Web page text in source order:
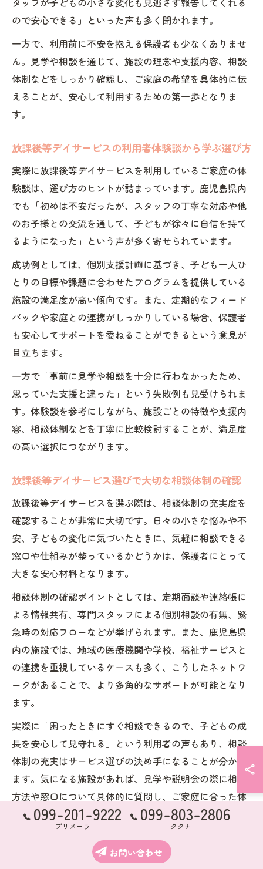
ので安心できる」といった声も多く聞かれます。
一方で、利用前に不安を抱える保護者も少なくありませ
ん。見学や相談を通じて、施設の理念や支援内容、相談
体制などをしっかり確認し、ご家庭の希望を具体的に伝
えることが、安心して利用するための第一歩となりま
す。
放課後等デイサービスの利用者体験談から学ぶ選び方
実際に放課後等デイサービスを利用しているご家庭の体
験談は、選び方のヒントが詰まっています。鹿児島県内
でも「初めは不安だったが、スタッフの丁寧な対応や他
のお子様との交流を通して、子どもが徐々に自信を持て
るようになった」という声が多く寄せられています。
成功例としては、個別支援計画に基づき、子ども一人ひ
とりの目標や課題に合わせたプログラムを提供している
施設の満足度が高い傾向です。また、定期的なフィード
バックや家庭との連携がしっかりしている場合、保護者
も安心してサポートを委ねることができるという意見が
目立ちます。
一方で「事前に見学や相談を十分に行わなかったため、
思っていた支援と違った」という失敗例も見受けられま
す。体験談を参考にしながら、施設ごとの特徴や支援内
容、相談体制などを丁寧に比較検討することが、満足度
の高い選択につながります。
放課後等デイサービス選びで大切な相談体制の確認
放課後等デイサービスを選ぶ際は、相談体制の充実度を
確認することが非常に大切です。日々の小さな悩みや不
安、子どもの変化に気づいたときに、気軽に相談できる
窓口や仕組みが整っているかどうかは、保護者にとって
大きな安心材料となります。
相談体制の確認ポイントとしては、定期面談や連絡帳に
よる情報共有、専門スタッフによる個別相談の有無、緊
急時の対応フローなどが挙げられます。また、鹿児島県
内の施設では、地域の医療機関や学校、福祉サービスと
の連携を重視しているケースも多く、こうしたネットワ
ークがあることで、より多角的なサポートが可能となり
ます。
実際に「困ったときにすぐ相談できるので、子どもの成
長を安心して見守れる」という利用者の声もあり、相談
体制の充実はサービス選びの決め手になることが分かり
ます。気になる施設があれば、見学や説明会の際に相談
方法や窓口について具体的に質問し、ご家庭に合った体
制かどうかをしっかり見極めましょう。
099-201-9222
プリメーラ
099-803-2806
ククナ
お問い合わせ